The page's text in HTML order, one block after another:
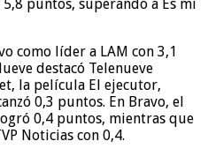
puntos, superando a Es mi
como líder a LAM con 3,1
destacó Telenueve
la película El ejecutor,
0,3 puntos. En Bravo, el
0,4 puntos, mientras que
Noticias con 0,4.